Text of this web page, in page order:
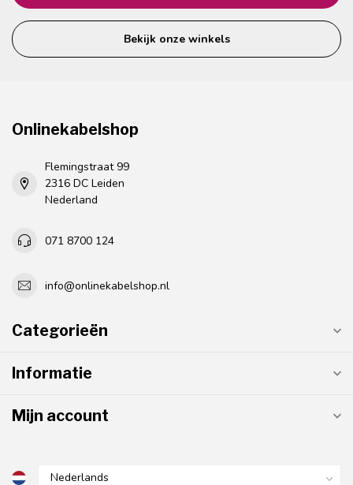
Bekijk onze winkels
Onlinekabelshop
Flemingstraat 99
2316 DC Leiden
Nederland
071 8700 124
info@onlinekabelshop.nl
Categorieën
Informatie
Mijn account